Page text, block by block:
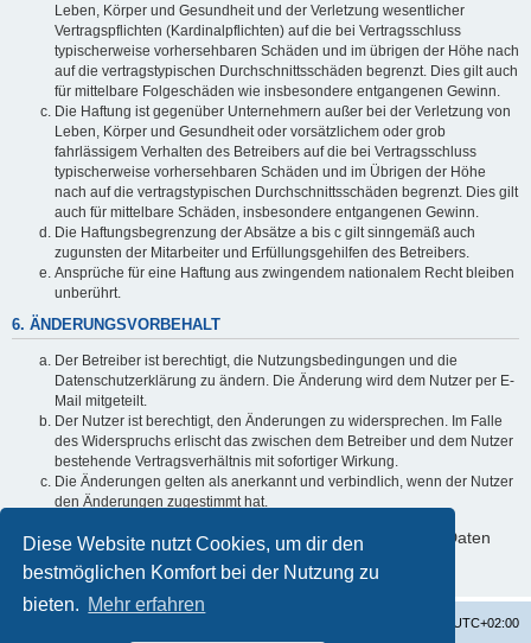
Diese Website nutzt Cookies, um dir den
bestmöglichen Komfort bei der Nutzung zu
bieten. Mehr erfahren
Leben, Körper und Gesundheit und der Verletzung wesentlicher
Vertragspflichten (Kardinalpflichten) auf die bei Vertragsschluss
typischerweise vorhersehbaren Schäden und im übrigen der Höhe nach
auf die vertragstypischen Durchschnittsschäden begrenzt. Dies gilt auch
für mittelbare Folgeschäden wie insbesondere entgangenen Gewinn.
Die Haftung ist gegenüber Unternehmern außer bei der Verletzung von
Leben, Körper und Gesundheit oder vorsätzlichem oder grob
fahrlässigem Verhalten des Betreibers auf die bei Vertragsschluss
typischerweise vorhersehbaren Schäden und im Übrigen der Höhe
nach auf die vertragstypischen Durchschnittsschäden begrenzt. Dies gilt
auch für mittelbare Schäden, insbesondere entgangenen Gewinn.
Die Haftungsbegrenzung der Absätze a bis c gilt sinngemäß auch
zugunsten der Mitarbeiter und Erfüllungsgehilfen des Betreibers.
Ansprüche für eine Haftung aus zwingendem nationalem Recht bleiben
unberührt.
6. ÄNDERUNGSVORBEHALT
Der Betreiber ist berechtigt, die Nutzungsbedingungen und die
Datenschutzerklärung zu ändern. Die Änderung wird dem Nutzer per E-
Mail mitgeteilt.
Der Nutzer ist berechtigt, den Änderungen zu widersprechen. Im Falle
des Widerspruchs erlischt das zwischen dem Betreiber und dem Nutzer
bestehende Vertragsverhältnis mit sofortiger Wirkung.
Die Änderungen gelten als anerkannt und verbindlich, wenn der Nutzer
den Änderungen zugestimmt hat.
Informationen über den Umgang mit deinen persönlichen Daten
sind in der Datenschutzerklärung enthalten.
UTC+02:00